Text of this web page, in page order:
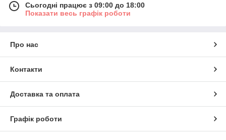
Сьогодні працює з 09:00 до 18:00
Показати весь графік роботи
Про нас
Контакти
Доставка та оплата
Графік роботи